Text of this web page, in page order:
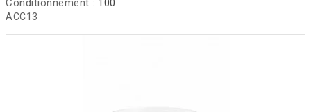
Conditionnement : 100
ACC13